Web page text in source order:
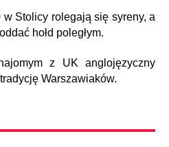
Stolicy rolegają się syreny, a
hołd poległym.
z UK anglojęzyczny
Warszawiaków.